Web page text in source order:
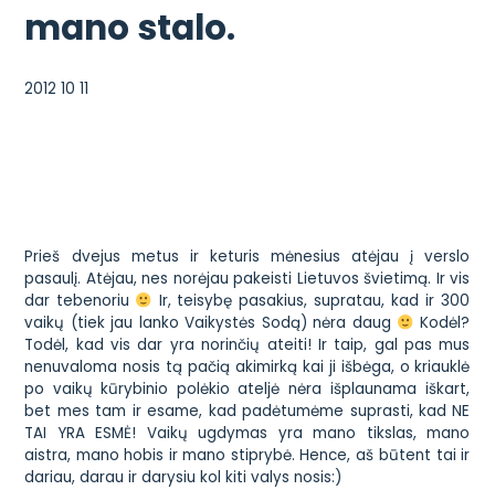
mano stalo.
2012 10 11
Prieš dvejus metus ir keturis mėnesius atėjau į verslo
pasaulį. Atėjau, nes norėjau pakeisti Lietuvos švietimą. Ir vis
dar tebenoriu
Ir, teisybę pasakius, supratau, kad ir 300
vaikų (tiek jau lanko Vaikystės Sodą) nėra daug
Kodėl?
Todėl, kad vis dar yra norinčių ateiti! Ir taip, gal pas mus
nenuvaloma nosis tą pačią akimirką kai ji išbėga, o kriauklė
po vaikų kūrybinio polėkioateljė nėra išplaunama iškart,
bet mes tam ir esame, kad padėtumėme suprasti, kad NE
TAI YRA ESMĖ! Vaikų ugdymas yra mano tikslas, mano
aistra, mano hobis ir mano stiprybė.Hence, aš būtent tai ir
dariau, darau ir darysiu kol kiti valys nosis:)